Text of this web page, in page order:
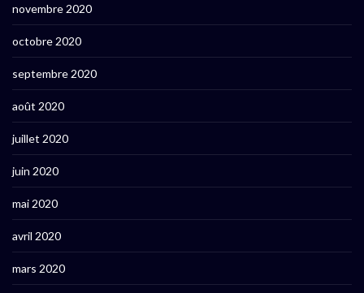
novembre 2020
octobre 2020
septembre 2020
août 2020
juillet 2020
juin 2020
mai 2020
avril 2020
mars 2020